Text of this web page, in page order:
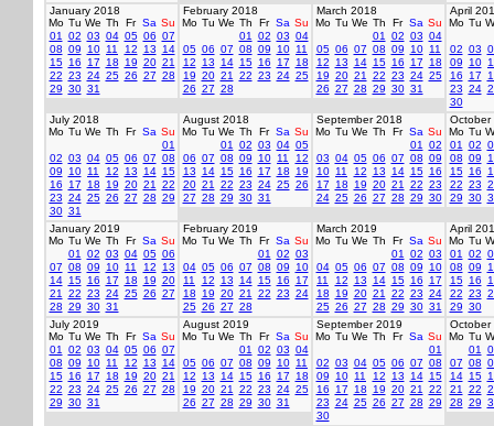
January 2018
Mo Tu We Th Fr Sa Su
01
02 03 04 05 06 07
08 09 10 11 12 13
14
15 16 17 18 19 20 21
22 23 24 25 26 27 28
29 30 31
February 2018
Mo Tu We Th Fr Sa Su
01
02 03 04
05 06 07 08 09 10 11
12
13 14 15 16 17
18
19 20 21 22 23 24 25
26 27 28
March 2018
Mo Tu We Th Fr Sa Su
01
02 03 04
05 06 07 08 09 10 11
12
13 14 15 16 17
18
19 20 21 22 23 24 25
26 27 28 29 30 31
April
Mo Tu
02 03
09
10
16
17
23 24
30
July 2018
Mo Tu We Th Fr Sa Su
01
02 03 04 05 06 07 08
09
10 11 12 13 14 15
16
17 18 19 20 21
22
23 24 25 26 27 28 29
30 31
August 2018
Mo Tu We Th Fr Sa Su
01
02 03 04 05
06 07 08 09 10 11
12
13
14 15 16 17 18
19
20 21 22 23 24 25 26
27 28 29 30 31
September 2018
Mo Tu We Th Fr Sa Su
01
02
03 04 05 06 07 08 09
10 11 12 13 14 15 16
17
18 19 20 21 22 23
24 25 26 27 28 29 30
October
Mo Tu
01
02
08 09
15 16
22 23
29 30
January 2019
Mo Tu We Th Fr Sa Su
01
02 03 04 05 06
07 08 09 10 11 12
13
14 15 16 17 18 19 20
21
22 23 24 25 26 27
28 29 30 31
February 2019
Mo Tu We Th Fr Sa Su
01
02 03
04 05 06 07 08 09
10
11
12 13 14 15 16
17
18
19 20 21 22 23 24
25 26 27 28
March 2019
Mo Tu We Th Fr Sa Su
01
02 03
04 05 06 07 08 09
10
11
12 13 14 15 16
17
18
19 20 21 22 23 24
25 26 27 28 29 30 31
April
Mo Tu
01
02
08 09
15 16
22 23
29 30
July 2019
Mo Tu We Th Fr Sa Su
01
02 03 04 05 06 07
08 09 10 11 12 13
14
15 16 17 18 19 20 21
22 23 24 25 26 27 28
29 30 31
August 2019
Mo Tu We Th Fr Sa Su
01
02 03 04
05 06 07 08 09 10 11
12
13 14 15 16 17
18
19 20 21 22 23 24 25
26 27 28 29 30 31
September 2019
Mo Tu We Th Fr Sa Su
01
02 03 04 05 06 07 08
09
10 11 12 13 14 15
16
17 18 19 20 21
22
23 24 25 26 27 28 29
30
October
Mo Tu
01
07 08
14 15
21
22
28 29